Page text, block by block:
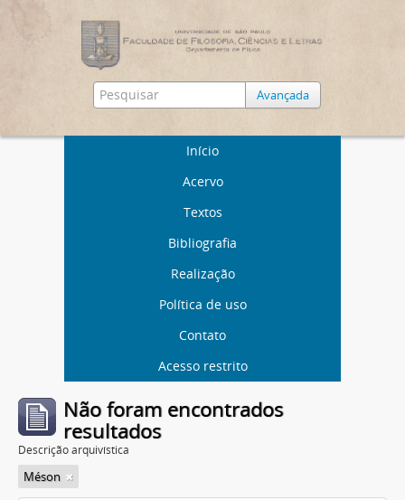
Avançada
Início
Acervo
Textos
Bibliografia
Realização
Política de uso
Contato
Acesso restrito
Não foram encontrados
resultados
Descrição arquivística
Méson